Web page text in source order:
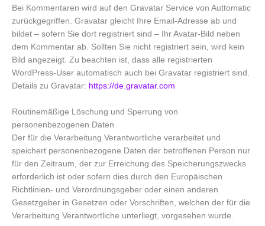
Bei Kommentaren wird auf den Gravatar Service von Auttomatic
zurückgegriffen. Gravatar gleicht Ihre Email-Adresse ab und
bildet – sofern Sie dort registriert sind – Ihr Avatar-Bild neben
dem Kommentar ab. Sollten Sie nicht registriert sein, wird kein
Bild angezeigt. Zu beachten ist, dass alle registrierten
WordPress-User automatisch auch bei Gravatar registriert sind.
Details zu Gravatar: https://de.gravatar.com
Routinemäßige Löschung und Sperrung von
personenbezogenen Daten
Der für die Verarbeitung Verantwortliche verarbeitet und
speichert personenbezogene Daten der betroffenen Person nur
für den Zeitraum, der zur Erreichung des Speicherungszwecks
erforderlich ist oder sofern dies durch den Europäischen
Richtlinien- und Verordnungsgeber oder einen anderen
Gesetzgeber in Gesetzen oder Vorschriften, welchen der für die
Verarbeitung Verantwortliche unterliegt, vorgesehen wurde.